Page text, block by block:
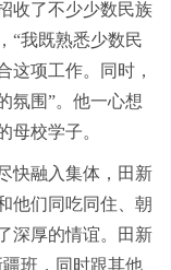
收了不少少数民族
“我既熟悉少数民
这项工作。同时，
氛围”。他一心想
母校学子。
快融入集体，田新
他们同吃同住、朝
深厚的情谊。田新
班，同时跟其他